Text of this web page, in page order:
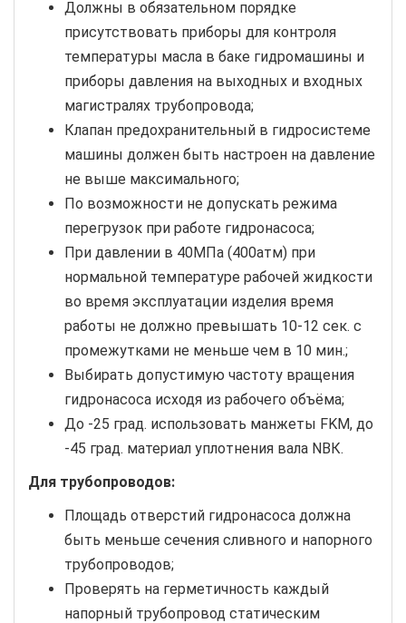
Должны в обязательном порядке
присутствовать приборы для контроля
температуры масла в баке гидромашины и
приборы давления на выходных и входных
магистралях трубопровода;
Клапан предохранительный в гидросистеме
машины должен быть настроен на давление
не выше максимального;
По возможности не допускать режима
перегрузок при работе гидронасоса;
При давлении в 40МПа (400атм) при
нормальной температуре рабочей жидкости
во время эксплуатации изделия время
работы не должно превышать 10-12 сек. с
промежутками не меньше чем в 10 мин.;
Выбирать допустимую частоту вращения
гидронасоса исходя из рабочего объёма;
До -25 град. использовать манжеты FKM, до
-45 град. материал уплотнения вала NBК.
Для трубопроводов:
Площадь отверстий гидронасоса должна
быть меньше сечения сливного и напорного
трубопроводов;
Проверять на герметичность каждый
напорный трубопровод статическим